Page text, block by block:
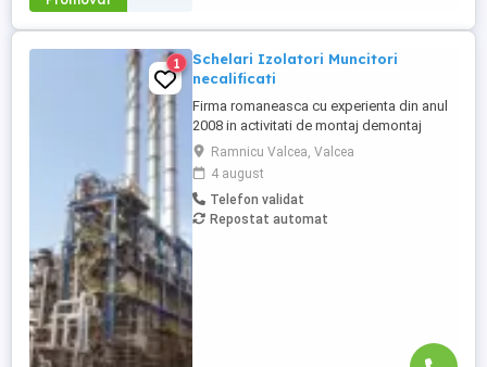
1
Schelari Izolatori Muncitori
necalificati
Firma romaneasca cu experienta din anul
2008 in activitati de montaj demontaj
schele industriale si izolatii industriale in
rafinarii, combinate petrochimice, otelarii
ofera locuri de munca in Belgia si Olanda
pentru: - schelari muncitori
necalificatipentru activitatea de montaj
Ramnicu Valcea, Valcea
4 august
Telefon validat
Repostat automat